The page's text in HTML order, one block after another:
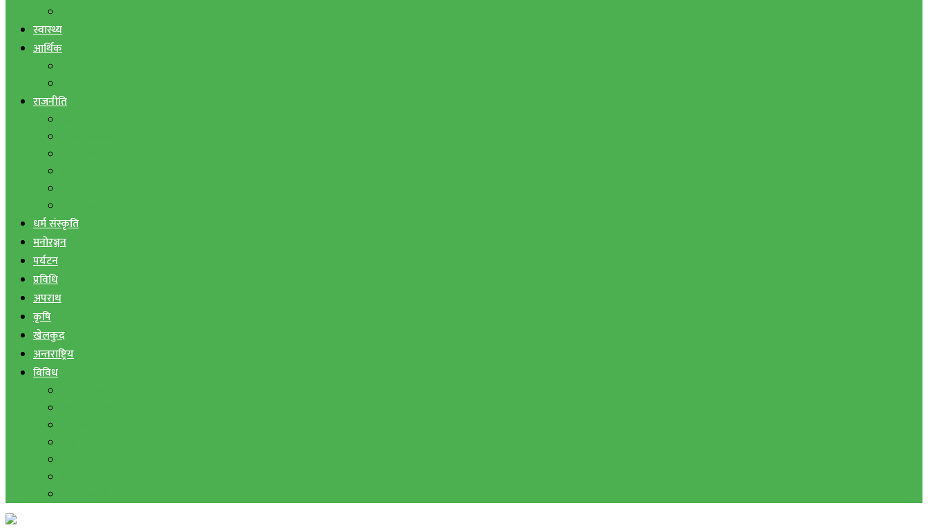
स्वास्थ्य
आर्थिक
राजनीति
धर्म संस्कृति
मनोरञ्जन
पर्यटन
प्रविधि
अपराध
कृषि
खेलकुद
अन्तराष्ट्रिय
विविध